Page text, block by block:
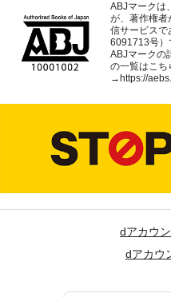
ABJマークは
が、著作権者
信サービスで
6091713号）
ABJマークの
の一覧はこち
→ https://
dアカウ
dアカウ